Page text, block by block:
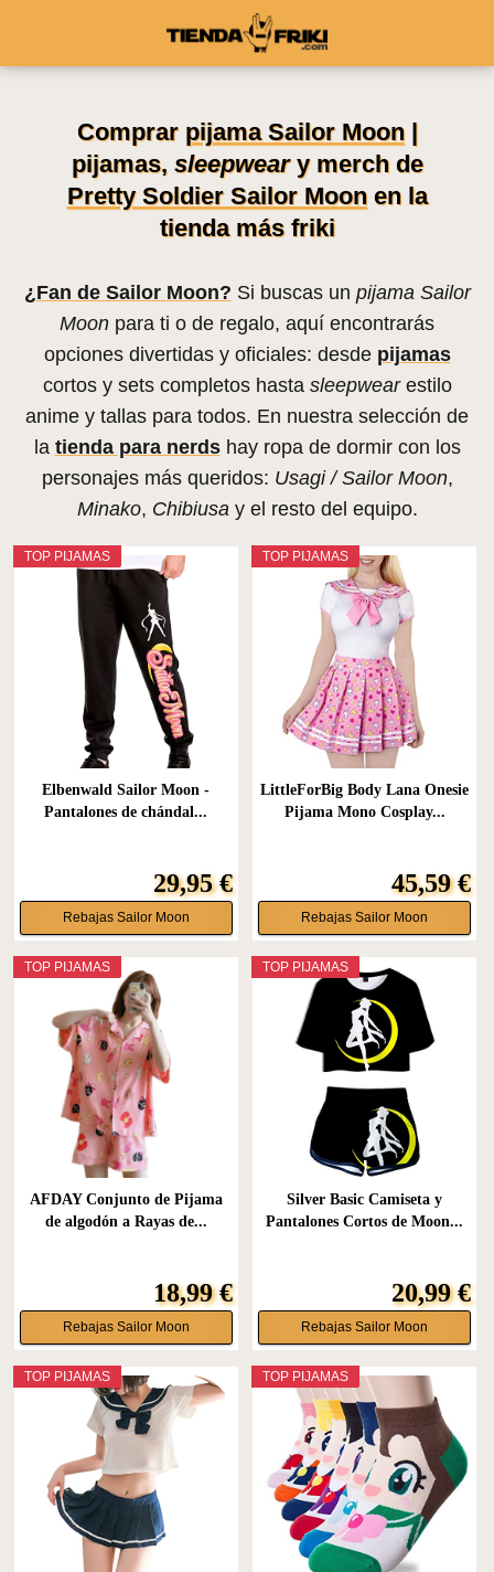
Comprar pijama Sailor Moon|
pijamas, sleepweary merch de
Pretty Soldier Sailor Moonen la
tienda más friki
¿Fan de Sailor Moon? Si buscas un pijama Sailor
Moon para ti o de regalo, aquí encontrarás
opciones divertidas y oficiales: desde pijamas
cortos y sets completos hasta sleepwearestilo
anime y tallas para todos. En nuestra selección de
la tienda para nerdshay ropa de dormir con los
personajes más queridos: Usagi / Sailor Moon,
Minako, Chibiusay el resto del equipo.
TOP PIJAMAS
Elbenwald Sailor Moon -
Pantalones de chándal...
29,95 €
Rebajas Sailor Moon
TOP PIJAMAS
LittleForBig Body Lana Onesie
Pijama Mono Cosplay...
45,59 €
Rebajas Sailor Moon
TOP PIJAMAS
AFDAY Conjunto de Pijama
de algodón a Rayas de...
18,99 €
Rebajas Sailor Moon
TOP PIJAMAS
Silver Basic Camiseta y
Pantalones Cortos de Moon...
20,99 €
Rebajas Sailor Moon
TOP PIJAMAS TOP PIJAMAS